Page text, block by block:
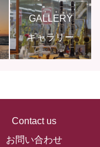
GALLERY
ギャラリー
Contact us
お問い合わせ